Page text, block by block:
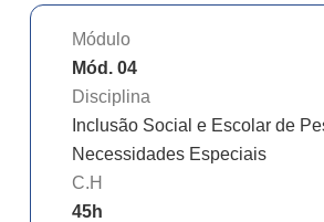
Módulo
Mód. 04
Disciplina
Inclusão Social e Escolar de
Necessidades Especiais
C.H
45h